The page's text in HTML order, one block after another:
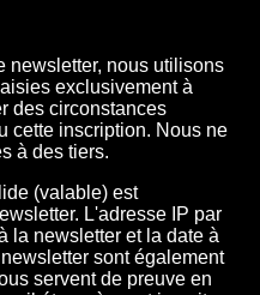
newsletter, nous utilisons
exclusivement à
des circonstances
cette inscription. Nous ne
à des tiers.
(valable) est
L'adresse IP par
la newsletter et la date à
sont également
servent de preuve en